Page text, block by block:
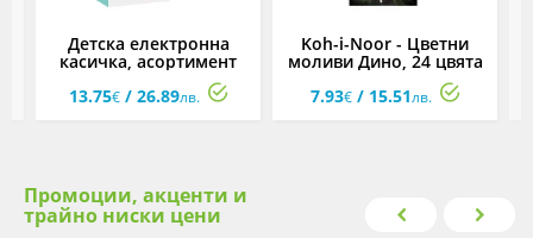
Детска електронна
касичка, асортимент
13.75€/ 26.89лв.
Koh-i-Noor - Цветни
моливи Дино, 24 цвята
7.93€/ 15.51лв.
Промоции, акценти и
трайно ниски цени